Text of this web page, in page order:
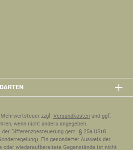
zzgl. Versandkostenund ggf.
wenn nicht anders angegeben.
Differenzbesteuerung gem. § 25a UStG
Ein gesonderter Ausweis der
oder wiederaufbereitete Gegenstände ist nicht